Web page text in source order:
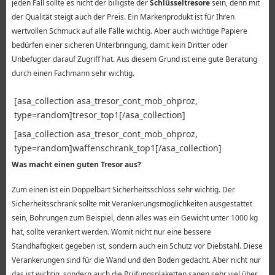
jeden Fall sollte es nicht der billigste derSchlüsseltresoresein, denn mit
der Qualität steigt auch der Preis. Ein Markenprodukt ist für Ihren
wertvollen Schmuck auf alle Fälle wichtig. Aber auch wichtige Papiere
bedürfen einer sicheren Unterbringung, damit kein Dritter oder
Unbefugter darauf Zugriff hat. Aus diesem Grund ist eine gute Beratung
durch einen Fachmann sehr wichtig.
[asa_collection asa_tresor_cont_mob_ohproz,
type=random]tresor_top1[/asa_collection]
[asa_collection asa_tresor_cont_mob_ohproz,
type=random]waffenschrank_top1[/asa_collection]
Was macht einen guten Tresor aus?
Zum einen ist ein Doppelbart Sicherheitsschloss sehr wichtig. Der
Sicherheitsschrank sollte mit Verankerungsmöglichkeiten ausgestattet
sein, Bohrungen zum Beispiel, denn alles was ein Gewicht unter 1000 kg
hat, sollte verankert werden. Womit nicht nur eine bessere
Standhaftigkeit gegeben ist, sondern auch ein Schutz vor Diebstahl. Diese
Verankerungen sind für die Wand und den Boden gedacht. Aber nicht nur